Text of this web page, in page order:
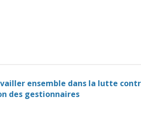
ensemble dans la lutte
des gestionnaires